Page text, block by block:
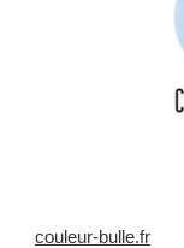
couleur-bulle.fr